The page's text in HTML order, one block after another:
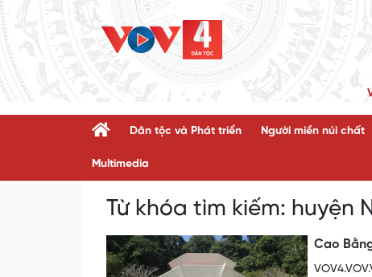
Dân tộc và Phát triển Người miền núi chất
Multimedia
Từ khóa tìm kiếm: huyện
Cao